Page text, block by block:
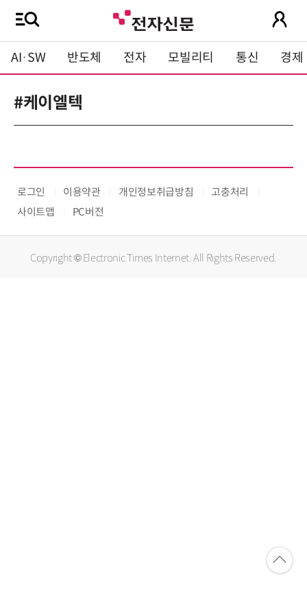
AI·SW 반도체 전자 모빌리티 통신 경제
#케이엘텍
로그인 이용약관 개인정보취급방침
고충처리
사이트맵
PC버전
Copyright © Electronic Times Internet. All Rights Reserved.